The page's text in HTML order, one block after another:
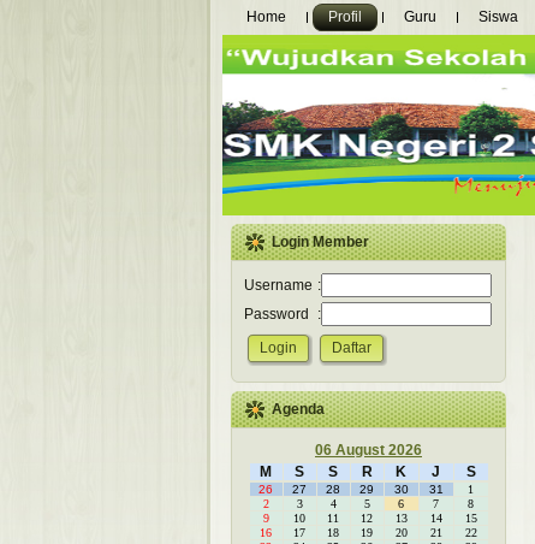
Home Profil Guru Siswa
Login Member
Username :
Password
:
Agenda
06 August 2026
M
S S R K J S
26 27 28 29 30 31
1
2
3 4 5 6 7
8
9
10 11 12 13 14
15
16
17 18 19 20 21
22